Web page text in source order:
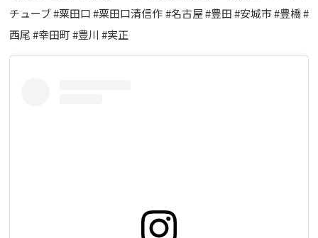
チューブ #粟田口 #粟田口清信作 #名古屋 #豊田 #安城市 #豊橋 #
西尾 #幸田町 #豊川 #実正